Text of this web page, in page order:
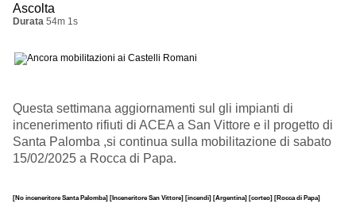
Ascolta
Durata 54m 1s
Questa settimana aggiornamenti sul gli impianti di
incenerimento rifiuti di ACEA a San Vittore e il progetto di
Santa Palomba ,si continua sulla mobilitazione di sabato
15/02/2025 a Rocca di Papa.
[No inceneritore Santa Palomba] [Inceneritore San Vittore] [incendi] [Argentina] [corteo] [Rocca di Papa]